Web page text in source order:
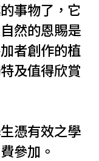
事物了，它
然的恩賜是
者創作的植
及值得欣賞
憑有效之學
參加。